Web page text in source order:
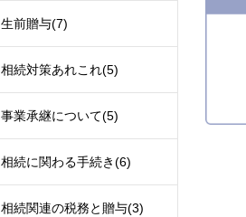
生前贈与(7)
相続対策あれこれ(5)
事業承継について(5)
相続に関わる手続き(6)
相続関連の税務と贈与(3)